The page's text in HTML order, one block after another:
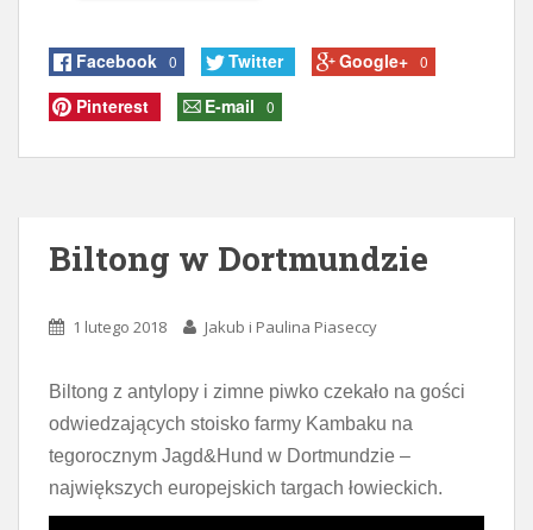
Facebook 0 Twitter Google+ 0
Pinterest E-mail 0
Biltong w Dortmundzie
1 lutego 2018 Jakub i Paulina Piaseccy
Biltong z antylopy i zimne piwko czekało na gości
odwiedzających stoisko farmy Kambaku na
tegorocznym Jagd&Hund w Dortmundzie –
największych europejskich targach łowieckich.